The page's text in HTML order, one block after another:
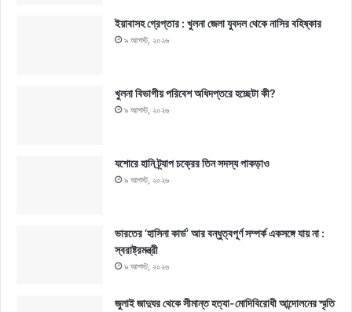
ইয়াবাসহ গ্রেপ্তার : খুলনা জেলা যুবদল থেকে নাসির বহিষ্কার
৯ আগস্ট, ২০২৬
খুলনা বিভাগীয় পরিবেশ অধিদপ্তরে হচ্ছেটা কী?
৯ আগস্ট, ২০২৬
যশোরে হানি ট্র্যাপ চক্রের তিন সদস্য পাকড়াও
৯ আগস্ট, ২০২৬
ভারতের ‘হাসিনা কার্ড’ আর বন্ধুত্বপূর্ণ সম্পর্ক একসঙ্গে যায় না :
স্বরাষ্ট্রমন্ত্রী
৯ আগস্ট, ২০২৬
জুলাই জাদুঘর থেকে সীমান্ত হত্যা-মোদিবিরোধী আন্দোলনের স্মৃতি